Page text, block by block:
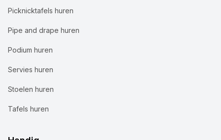
Picknicktafels huren
Pipe and drape huren
Podium huren
Servies huren
Stoelen huren
Tafels huren